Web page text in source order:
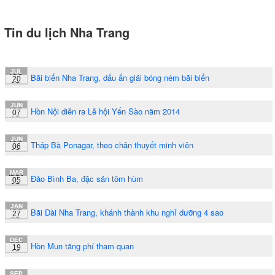
Tin du lịch Nha Trang
JUL
20 Bãi biển Nha Trang, dấu ấn giải bóng ném bãi biển
JUN
07 Hòn Nội diễn ra Lễ hội Yến Sào năm 2014
JUN
06 Tháp Bà Ponagar, theo chân thuyết minh viên
MAR
05 Đảo Bình Ba, đặc sản tôm hùm
JAN
27 Bãi Dài Nha Trang, khánh thành khu nghỉ dưỡng 4 sao
DEC
19 Hòn Mun tăng phí tham quan